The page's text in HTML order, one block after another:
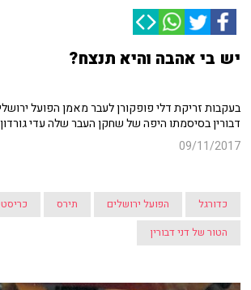
יש בי אהבה והיא תנצח?
בעקבות זריקת דלי פופקורן לעבר מאמן הפועל
דבורין בסיסמתו היפה של שחקן העבר שלה עדי גורדון
09/11/2017
כדורגל הפועל ירושלים תירס
הטור של דני דבורין